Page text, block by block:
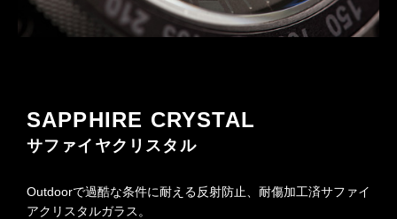
SAPPHIRE CRYSTAL
サファイヤクリスタル
Outdoorで過酷な条件に耐える反射防止、耐傷加工済サファイ
アクリスタルガラス。